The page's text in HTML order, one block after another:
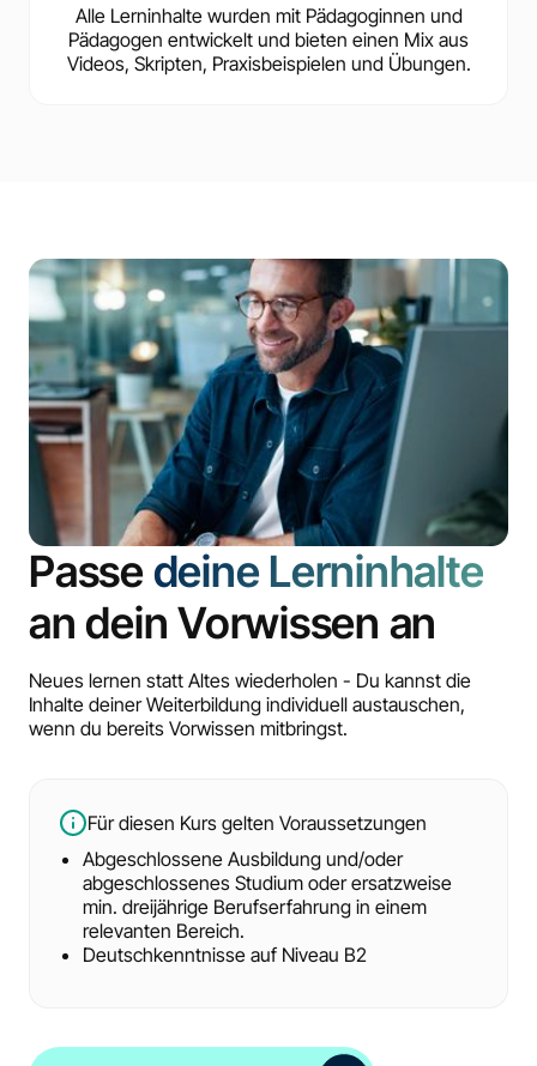
Alle Lerninhalte wurden mit Pädagoginnen und
Pädagogen entwickelt und bieten einen Mix aus
Videos, Skripten, Praxisbeispielen und Übungen.
Passedeine Lerninhalte
an dein Vorwissen an
Neues lernen statt Altes wiederholen - Du kannst die
Inhalte deiner Weiterbildung individuell austauschen,
wenn du bereits Vorwissen mitbringst.
Für diesen Kurs gelten Voraussetzungen
Abgeschlossene Ausbildung und/oder
abgeschlossenes Studium oder ersatzweise
min. dreijährige Berufserfahrung in einem
relevanten Bereich.
Deutschkenntnisse auf Niveau B2